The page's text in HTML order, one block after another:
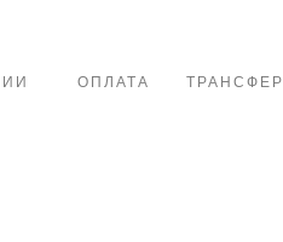
ОПЛАТА ТРАНСФЕР